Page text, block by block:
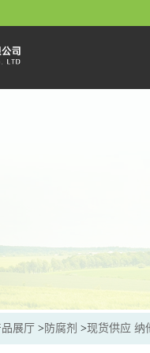
品展厅 > 防腐剂 >现货供应 纳